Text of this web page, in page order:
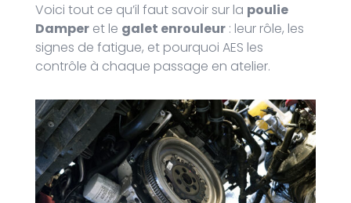
Voici tout ce qu’il faut savoir sur la poulie
Damperet le galet enrouleur: leur rôle, les
signes de fatigue, et pourquoi AES les
contrôle à chaque passage en atelier.